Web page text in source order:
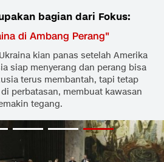
bagian dari Fokus:
di Ambang Perang"
kian panas setelah Amerika
siap menyerang dan perang bisa
terus membantah, tapi tetap
perbatasan, membuat kawasan
tegang.